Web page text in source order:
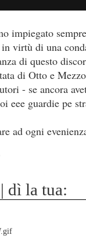
impiegato
virtù di una
di questo
di Otto e
- se ancora
eee guardie pe
ad ogni
dì la tua: